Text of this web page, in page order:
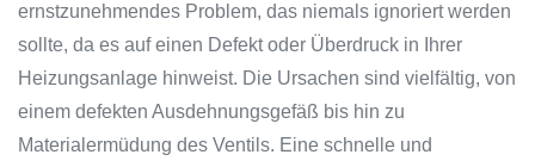
ernstzunehmendes Problem, das niemals ignoriert werden
sollte, da es auf einen Defekt oder Überdruck in Ihrer
Heizungsanlage hinweist. Die Ursachen sind vielfältig, von
einem defekten Ausdehnungsgefäß bis hin zu
Materialermüdung des Ventils. Eine schnelle und